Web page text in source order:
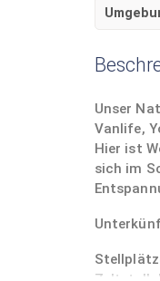
Unser
Vanlife,
Hier ist
sich im